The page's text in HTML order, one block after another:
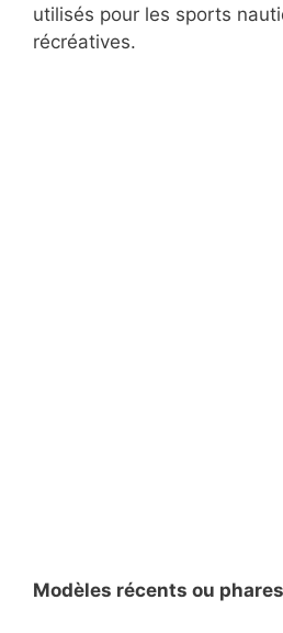
utilisés pour les sports
récréatives.
Modèles récents ou